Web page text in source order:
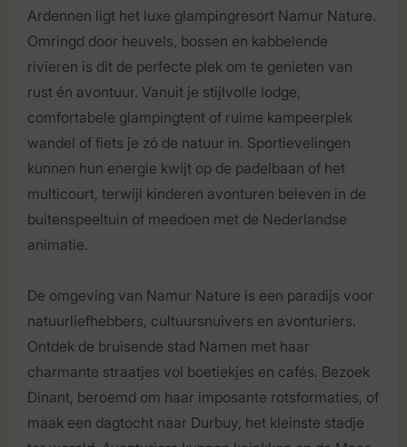
Ardennen ligt het luxe glampingresort Namur Nature.
Omringd door heuvels, bossen en kabbelende
rivieren is dit de perfecte plek om te genieten van
rust én avontuur. Vanuit je stijlvolle lodge,
comfortabele glampingtent of ruime kampeerplek
wandel of fiets je zó de natuur in. Sportievelingen
kunnen hun energie kwijt op de padelbaan of het
multicourt, terwijl kinderen avonturen beleven in de
buitenspeeltuin of meedoen met de Nederlandse
animatie.
De omgeving van Namur Nature is een paradijs voor
natuurliefhebbers, cultuursnuivers en avonturiers.
Ontdek de bruisende stad Namen met haar
charmante straatjes vol boetiekjes en cafés. Bezoek
Dinant, beroemd om haar imposante rotsformaties, of
maak een dagtocht naar Durbuy, het kleinste stadje